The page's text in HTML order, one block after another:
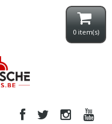
0 item(s)